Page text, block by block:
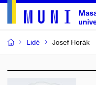
Lidé Josef Horák